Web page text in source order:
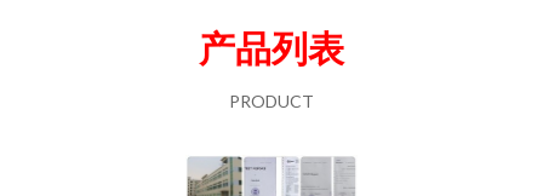
产品列表
PRODUCT